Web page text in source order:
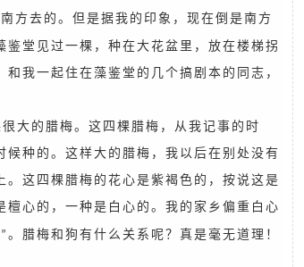
方去的。但是据我的印象，现在倒是南方
堂见过一棵，种在大花盆里，放在楼梯拐
我一起住在藻鉴堂的几个搞剧本的同志，
大的腊梅。这四棵腊梅，从我记事的时
种的。这样大的腊梅，我以后在别处没有
这四棵腊梅的花心是紫褐色的，按说这是
檀心的，一种是白心的。我的家乡偏重白心
” 。腊梅和狗有什么关系呢？真是毫无道理！